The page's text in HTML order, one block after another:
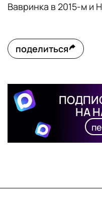
Вавринка в 2015-м и
поделиться
НА